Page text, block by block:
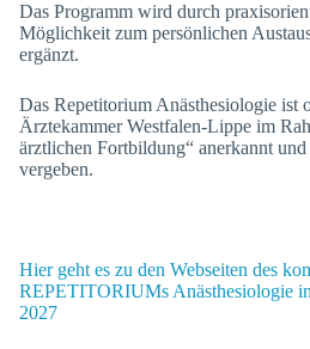
Das Programm wird durch
Möglichkeit zum persönlichen
ergänzt.
Das Repetitorium Anästhesiologie ist
Ärztekammer Westfalen-Lippe im
ärztlichen Fortbildung“ anerkannt
vergeben.
Hier geht es zu den Webseiten des
REPETITORIUMs Anästhesiologie
2027